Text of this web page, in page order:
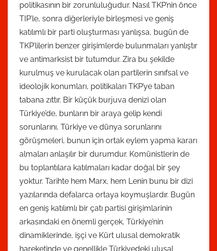
politikasının bir zorunluluğudur. Nasıl TKP’nin önce
TIP’le, sonra diğerleriyle birleşmesi ve geniş
katılımlı bir parti oluşturması yanlışsa, bugün de
TKP’lilerin benzer girişimlerde bulunmaları yanlıştır
ve antimarksist bir tutumdur. Zira bu şekilde
kurulmuş ve kurulacak olan partilerin sınıfsal ve
ideolojik konumları, politikaları TKP’ye taban
tabana zıttır. Bir küçük burjuva denizi olan
Türkiye’de, bunların bir araya gelip kendi
sorunlarını, Türkiye ve dünya sorunlarını
görüşmeleri, bunun için ortak eylem yapma kararı
almaları anlaşılır bir durumdur. Komünistlerin de
bu toplantılara katılmaları kadar doğal bir şey
yoktur. Tarihte hem Marx, hem Lenin bunu bir dizi
yazılarında defalarca ortaya koymuşlardır. Bugün
en geniş katılımlı bir çatı partisi girişimlarinin
arkasındaki en önemli gerçek, Türkiye’nin
dinamiklerinde, işçi ve Kürt ulusal demokratik
hareketinde ve genellikle Türkiyedeki ulusal